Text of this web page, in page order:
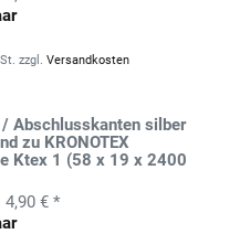
zzgl.Versandkosten
/ Abschlusskanten silber
zu KRONOTEX
Ktex 1 (58 x 19 x 2400
4,90 € *